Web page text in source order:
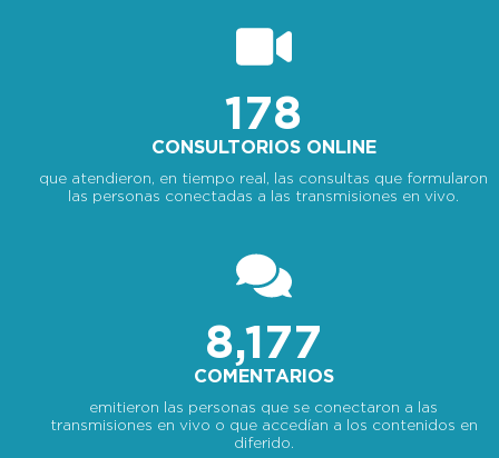
CONSULTORIOS ONLINE
178
que atendieron, en tiempo real, las consultas que formularon
las personas conectadas a las transmisiones en vivo.
COMENTARIOS
8,177
emitieron las personas que se conectaron a las
transmisiones en vivo o que accedían a los contenidos en
diferido.